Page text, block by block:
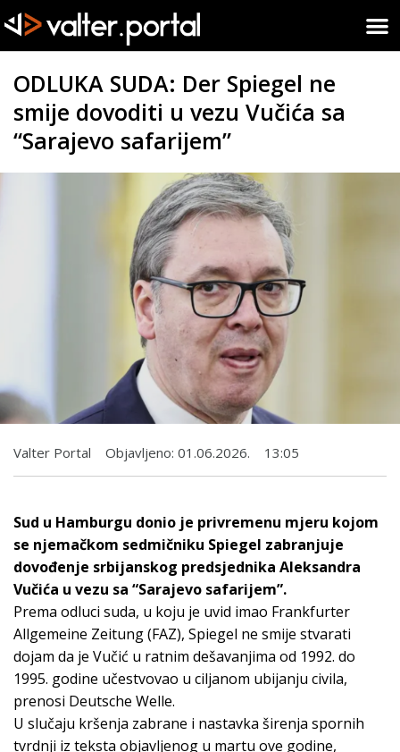
ODLUKA SUDA: Der Spiegel ne
smije dovoditi u vezu Vučića sa
“Sarajevo safarijem”
Valter Portal Objavljeno: 01.06.2026. 13:05
Sud u Hamburgu donio je privremenu mjeru kojom
se njemačkom sedmičniku Spiegel zabranjuje
dovođenje srbijanskog predsjednika Aleksandra
Vučića u vezu sa “Sarajevo safarijem”.
Prema odluci suda, u koju je uvid imao Frankfurter
Allgemeine Zeitung (FAZ), Spiegel ne smije stvarati
dojam da je Vučić u ratnim dešavanjima od 1992. do
1995. godine učestvovao u ciljanom ubijanju civila,
prenosi Deutsche Welle.
U slučaju kršenja zabrane i nastavka širenja spornih
tvrdnji iz teksta objavljenog u martu ove godine,